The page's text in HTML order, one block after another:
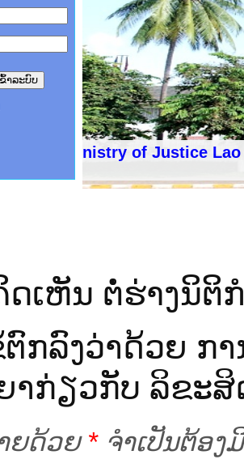
of Justice Lao PDR
ນນ
ດເຫັນ ຕໍ່ຮ່າງນິຕິ
ຕົກ​ລົງ​ວ່າ​ດ້ວຍ
າ​ກ່ຽວ​ກັບ ລິ​ຂະ​
ຍດ້ວຍ *ຈໍາເປັນຕ້ອງ